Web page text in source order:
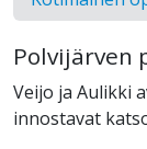
Polvijärven
Veijo ja Aulikki
innostavat